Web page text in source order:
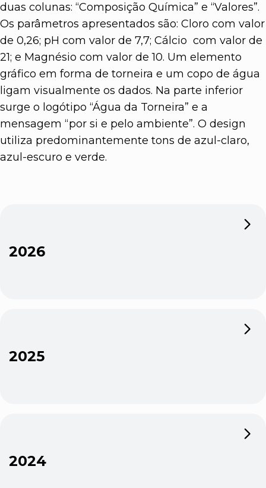
duas colunas: “Composição Química” e “Valores”.
Os parâmetros apresentados são: Cloro com valor
de 0,26; pH com valor de 7,7; Cálcio com valor de
21; e Magnésio com valor de 10. Um elemento
gráfico em forma de torneira e um copo de água
ligam visualmente os dados. Na parte inferior
surge o logótipo “Água da Torneira” e a
mensagem “por si e pelo ambiente”. O design
utiliza predominantemente tons de azul-claro,
azul-escuro e verde.
2026
2025
2024